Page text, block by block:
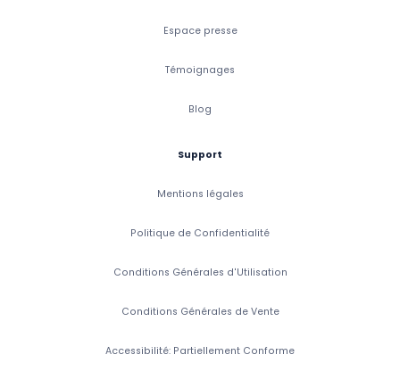
Espace presse
Témoignages
Blog
Support
Mentions légales
Politique de Confidentialité
Conditions Générales d'Utilisation
Conditions Générales de Vente
Accessibilité: Partiellement Conforme